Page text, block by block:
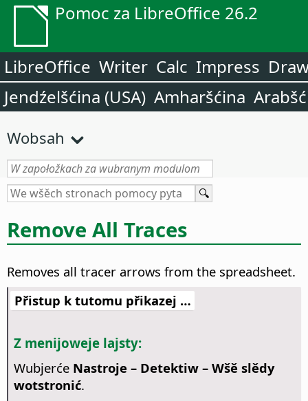
Pomoc za LibreOffice 26.2
LibreOffice Writer Calc Impress
Jendźelšćina (USA) Amharšćina
Wobsah
Remove All Traces
Removes all tracer arrows from the spreadsheet.
Přistup k tutomu přikazej …
Z menijoweje lajsty:
Wubjerće Nastroje – Detektiw – Wšě slědy
wotstronić.